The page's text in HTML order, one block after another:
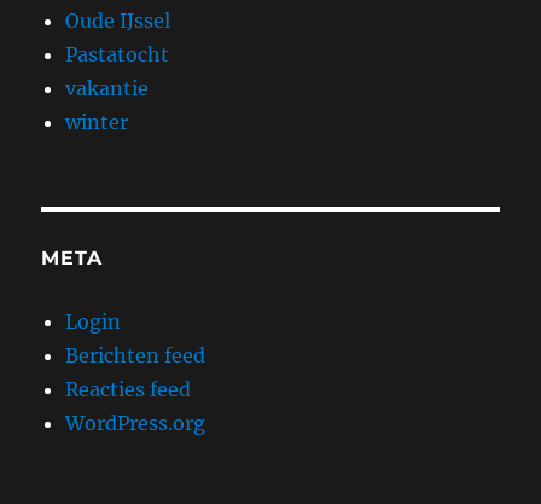
Oude IJssel
Pastatocht
vakantie
winter
META
Login
Berichten feed
Reacties feed
WordPress.org